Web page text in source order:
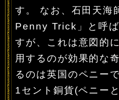
す。 なお、石田天海
Penny Trick」と呼ば
すが、これは意図的
用するのが効果的な
るのは英国のペニー
1セント銅貨(ペニー